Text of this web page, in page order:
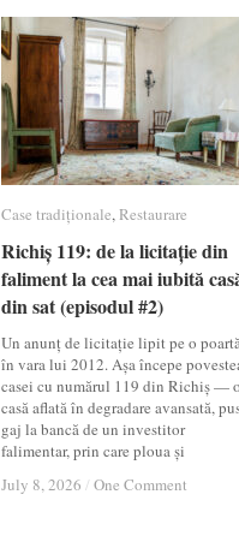
Case tradiționale,Restaurare
Richiș 119: de la licitație din
faliment la cea mai iubită
din sat (episodul #2)
Un anunț de licitație lipit pe o
în vara lui 2012. Așa începe
casei cu numărul 119 din Richiș —
casă aflată în degradare avansată,
gaj la bancă de un investitor
falimentar, prin care ploua și
July 8, 2026 / One Comment
Case tradiționale Restaurare
Richiș 119: de la licitație din
faliment la cea mai iubită
din sat (episodul #2)
July 8, 2026 / One Comment